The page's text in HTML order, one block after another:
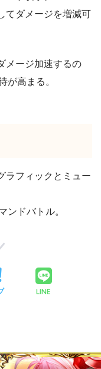
てダメージを増減可
メージ加速するの
が高まる。
ラフィックとミュー
ンドバトル。
LINE